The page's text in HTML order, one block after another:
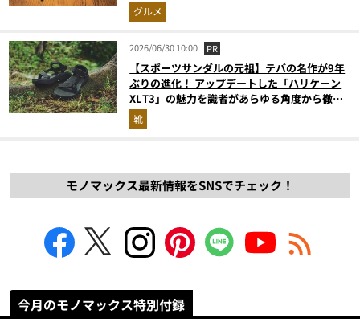
グルメ
2026/06/30 10:00 PR
【スポーツサンダルの元祖】テバの名作が9年
ぶりの進化！ アップデートした「ハリケーン
XLT3」の魅力を識者があらゆる角度から徹底
解説！
靴
モノマックス最新情報をSNSでチェック！
今月のモノマックス特別付録